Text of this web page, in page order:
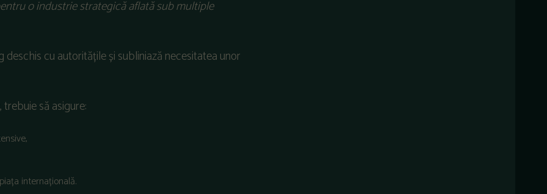
o industrie strategică aflată sub multiple
cu autoritățile și subliniază necesitatea unor
să asigure:
internațională.